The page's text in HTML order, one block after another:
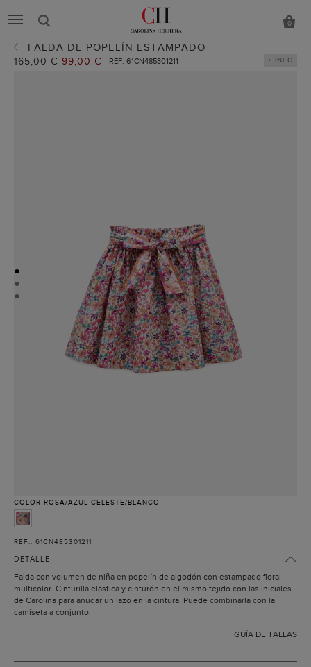
0
FALDA DE POPELÍN ESTAMPADO
Precio
165,00 € Precio
99,00 € REF. 61CN485301211 + INFO
●
●
●
COLOR ROSA/AZUL CELESTE/BLANCO
REF.: 61CN485301211
DETALLE
Falda con volumen de niña en popelín de algodón con estampado floral
multicolor. Cinturilla elástica y cinturón en el mismo tejido con las iniciales
de Carolina para anudar un lazo en la cintura. Puede combinarla con la
camiseta a conjunto.
GUÍA DE TALLAS